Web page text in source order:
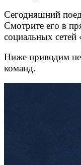
Сегодняшний
Смотрите его в
социальных сетей
Ниже приводим
команд.